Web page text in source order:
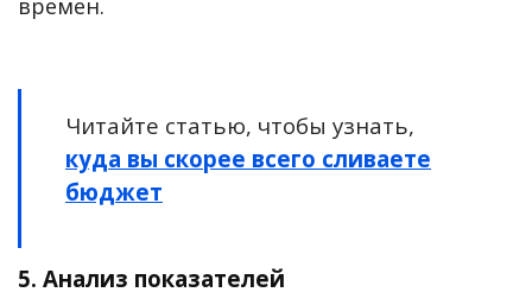
времен.
Читайте статью, чтобы узнать,
куда вы скорее всего сливаете
бюджет
5. Анализ показателей